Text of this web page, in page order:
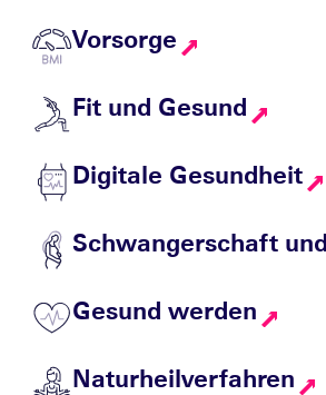
Vorsorge
Fit und Gesund
Digitale Gesundheit
Schwangerschaft
Gesund werden
Naturheilverfahren